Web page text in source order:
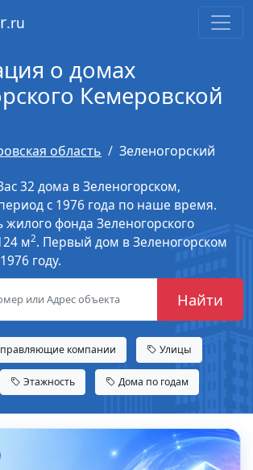
.ru
о домах
Кемеровской
область
Зеленогорский
32 дома в Зеленогорском,
с 1976 года по наше время.
фонда Зеленогорского
м2. Первый дом в Зеленогорском
году.
Найти
компании Улицы
Этажность Дома по годам